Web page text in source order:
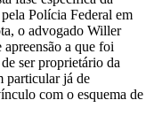
Polícia Federal em
o advogado Willer
a que foi
ser proprietário da
particular já de
com o esquema de